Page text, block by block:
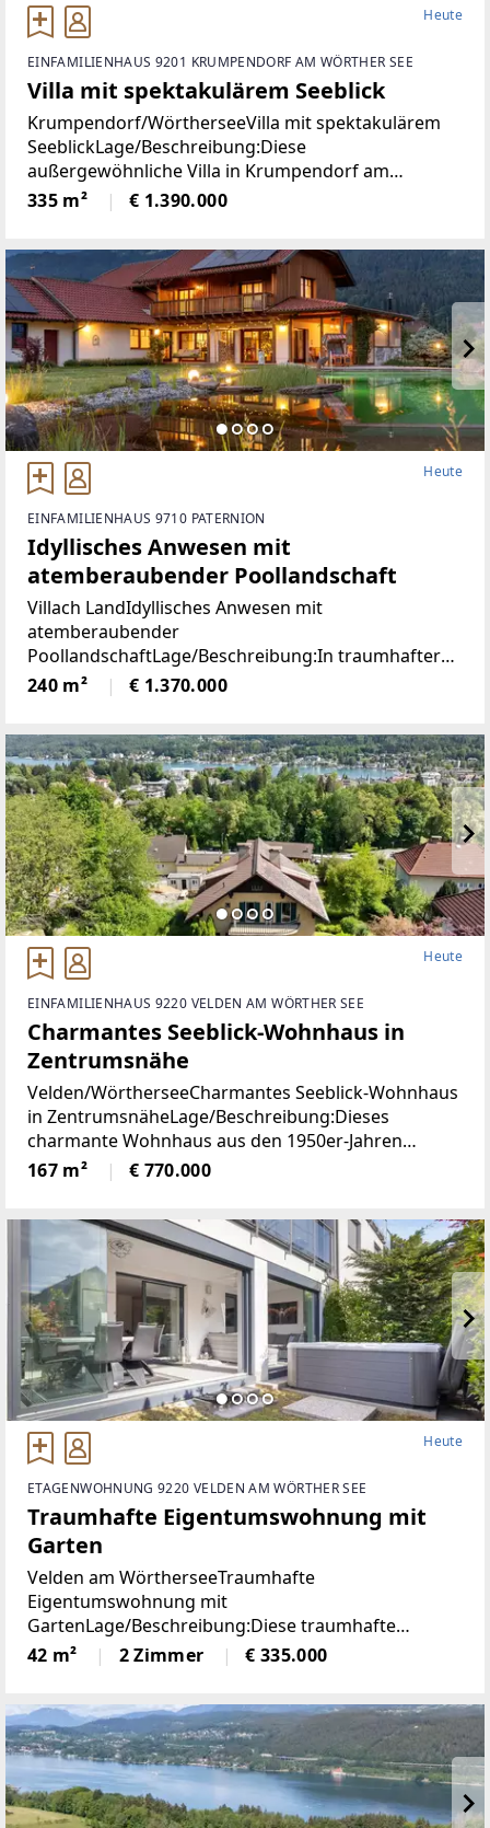
Heute
EINFAMILIENHAUS 9201 KRUMPENDORF AM WÖRTHER SEE
Villa mit spektakulärem Seeblick
Krumpendorf/WörtherseeVilla mit spektakulärem
SeeblickLage/Beschreibung:Diese
außergewöhnliche Villa in Krumpendorf am
Wörthersee vereint großzügiges Wohnen, exklusive
Ausstattung und eine unvergleichliche Aussicht in
335 m² € 1.390.000
Heute
EINFAMILIENHAUS 9710 PATERNION
Idyllisches Anwesen mit
atemberaubender Poollandschaft
Villach LandIdyllisches Anwesen mit
atemberaubender
PoollandschaftLage/Beschreibung:In traumhafter
Lage von Feffernitz präsentiert sich dieses
außergewöhnliche Anwesen als wahres Refugium
240 m² € 1.370.000
Heute
EINFAMILIENHAUS 9220 VELDEN AM WÖRTHER SEE
Charmantes Seeblick-Wohnhaus in
Zentrumsnähe
Velden/WörtherseeCharmantes Seeblick-Wohnhaus
in ZentrumsnäheLage/Beschreibung:Dieses
charmante Wohnhaus aus den 1950er-Jahren
vereint eine hervorragende Aussichtslage mit viel
Potenzial zur Verwirklichung individueller
167 m² € 770.000
Heute
ETAGENWOHNUNG 9220 VELDEN AM WÖRTHER SEE
Traumhafte Eigentumswohnung mit
Garten
Velden am WörtherseeTraumhafte
Eigentumswohnung mit
GartenLage/Beschreibung:Diese traumhafte
Gartenwohnung liegt nur 800 Meter vom Zentrum
Veldens entfernt und bietet eine perfekte
Dank der westlichen
42 m² 2 Zimmer € 335.000